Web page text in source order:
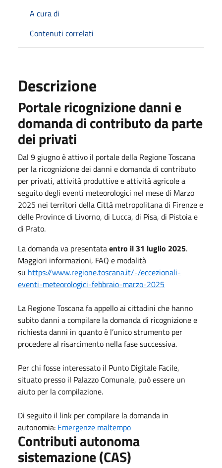
A cura di
Contenuti correlati
Descrizione
Portale ricognizione danni e
domanda di contributo da parte
dei privati
Dal 9 giugno è attivo il portale della Regione Toscana
per la ricognizione dei danni e domanda di contributo
per privati, attività produttive e attività agricole a
seguito degli eventi meteorologici nel mese di Marzo
2025 nei territori della Città metropolitana di Firenze e
delle Province di Livorno, di Lucca, di Pisa, di Pistoia e
di Prato.
La domanda va presentataentro il 31 luglio 2025.
Maggiori informazioni, FAQ e modalità
su https://www.regione.toscana.it/-/eccezionali-
eventi-meteorologici-febbraio-marzo-2025
La Regione Toscana fa appello ai cittadini che hanno
subito danni a compilare la domanda di ricognizione e
richiesta danni in quanto è l’unico strumento per
procedere al risarcimento nella fase successiva.
Per chi fosse interessato il Punto Digitale Facile,
situato presso il Palazzo Comunale, può essere un
aiuto per la compilazione.
Di seguito il link per compilare la domanda in
autonomia: Emergenze maltempo
Contributi autonoma
sistemazione (CAS)